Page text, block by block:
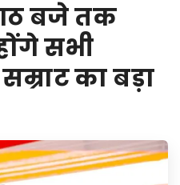
बजे तक
सभी
का बड़ा